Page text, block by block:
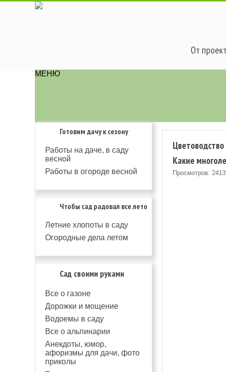
От
МЕНЮ
Готовим дачу к сезону
Работы на даче, в саду
весной
Работы в огороде весной
Чтобы сад радовал все лето
Летние хлопоты в саду
Огородные дела летом
Сад своими руками
Все о газоне
Дорожки и мощение
Водоемы в саду
Все о альпинарии
Анекдоты, юмор,
афоризмы для дачи, фото
приколы
Цветоводство
Какие
Просмотров: 2413